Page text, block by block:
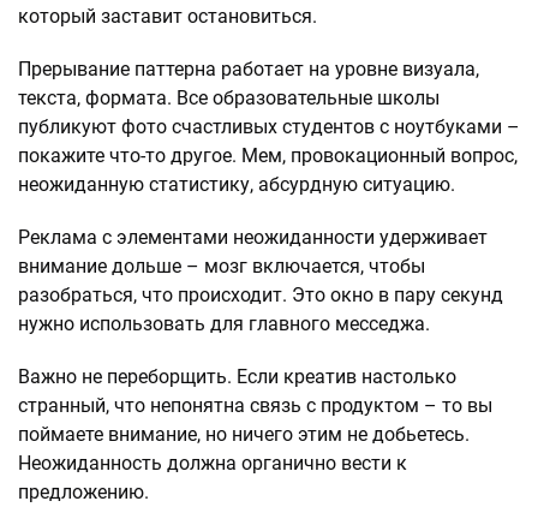
который заставит остановиться.
Прерывание паттерна работает на уровне визуала,
текста, формата. Все образовательные школы
публикуют фото счастливых студентов с ноутбуками –
покажите что-то другое. Мем, провокационный вопрос,
неожиданную статистику, абсурдную ситуацию.
Реклама с элементами неожиданности удерживает
внимание дольше – мозг включается, чтобы
разобраться, что происходит. Это окно в пару секунд
нужно использовать для главного месседжа.
Важно не переборщить. Если креатив настолько
странный, что непонятна связь с продуктом – то вы
поймаете внимание, но ничего этим не добьетесь.
Неожиданность должна органично вести к
предложению.